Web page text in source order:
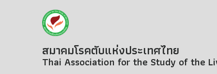
สมาคมโรคตับแห่งประเทศไทย
Thai Association for the Study of the